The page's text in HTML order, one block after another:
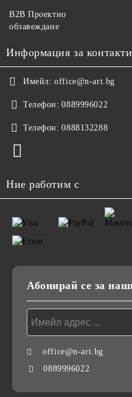
B2B Проектно
обзавеждане
Информация за
Имейл: office@n-art.bg
Телефон: 0889996022
Телефон: 0888132288
Ние работим с
Абонирай се за
office@n-art.bg
0889996022